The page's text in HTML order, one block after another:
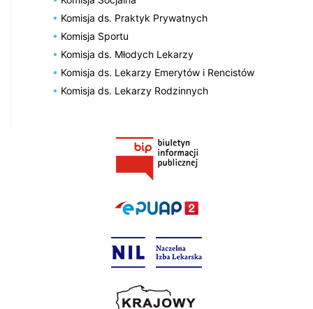
Komisja ds. Praktyk Prywatnych
Komisja Sportu
Komisja ds. Młodych Lekarzy
Komisja ds. Lekarzy Emerytów i Rencistów
Komisja ds. Lekarzy Rodzinnych